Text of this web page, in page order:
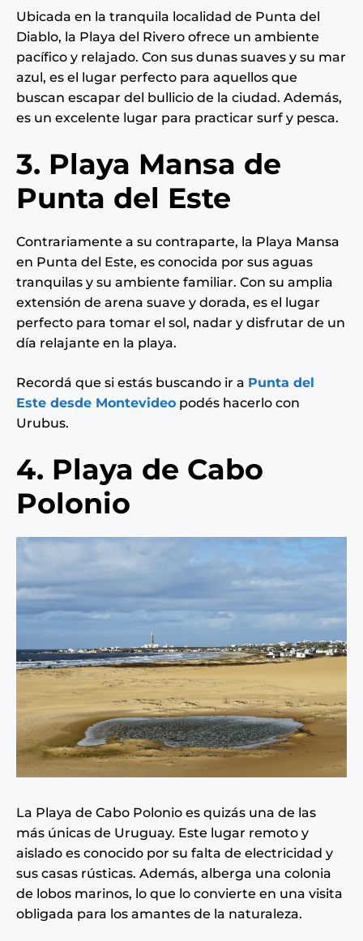
Ubicada en la tranquila localidad de Punta del
Diablo, la Playa del Rivero ofrece un ambiente
pacífico y relajado. Con sus dunas suaves y su mar
azul, es el lugar perfecto para aquellos que
buscan escapar del bullicio de la ciudad. Además,
es un excelente lugar para practicar surf y pesca.
3. Playa Mansa de
Punta del Este
Contrariamente a su contraparte, la Playa Mansa
en Punta del Este, es conocida por sus aguas
tranquilas y su ambiente familiar. Con su amplia
extensión de arena suave y dorada, es el lugar
perfecto para tomar el sol, nadar y disfrutar de un
día relajante en la playa.
Recordá que si estás buscando ir a Punta del
Este desde Montevideo podés hacerlo con
Urubus.
4. Playa de Cabo
Polonio
La Playa de Cabo Polonio es quizás una de las
más únicas de Uruguay. Este lugar remoto y
aislado es conocido por su falta de electricidad y
sus casas rústicas. Además, alberga una colonia
de lobos marinos, lo que lo convierte en una visita
obligada para los amantes de la naturaleza.